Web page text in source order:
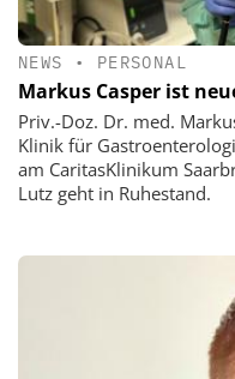
NEWS • PERSONAL
Markus Casper ist
Priv.-Doz. Dr. med.
Klinik für
am CaritasKlinikum
Lutz geht in Ruhestand.